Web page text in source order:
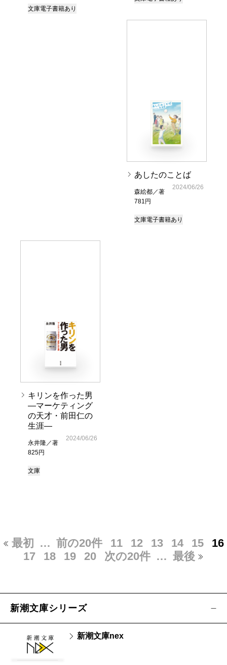
文庫電子書籍あり
あしたのことば
森絵都／著
781円
2024/06/26
文庫電子書籍あり
キリンを作った男
―マーケティング
の天才・前田仁の
生涯―
永井隆／著
825円
2024/06/26
文庫
最初 … 前の20件 11 12 13 14 15
16
17
18 19 20 次の20件 … 最後
新潮文庫シリーズ
新潮文庫nex